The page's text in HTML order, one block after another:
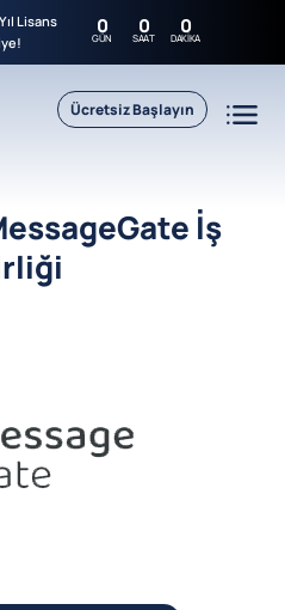
Lisans
0
GÜN 0
SAAT 0
DAKIKA
Ücretsiz Başlayın
İş